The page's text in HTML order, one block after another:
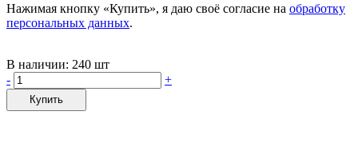
Нажимая кнопку «Купить», я даю своё согласие на обработку
персональных данных.
В наличии: 240 шт
-
+
Купить